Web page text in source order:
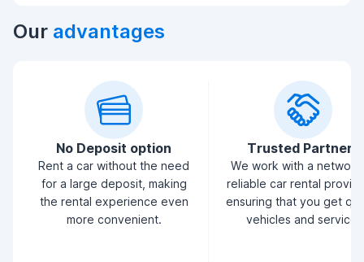
Our advantages
No Deposit option
Rent a car without the need
for a large deposit, making
the rental experience even
more convenient.
Trusted Partners
We work with a
reliable car rental
ensuring that you get
vehicles and service.